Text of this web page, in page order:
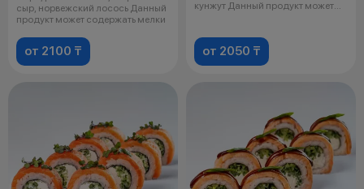
сыр, норвежский лосось Данный
продукт может содержать мелки
от 2100 ₸
кунжут Данный продукт может
от 2050 ₸